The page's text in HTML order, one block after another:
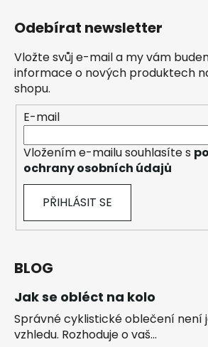
Odebírat newsletter
Vložte svůj e-mail a my vám
informace o nových produktech
shopu.
E-mail
Vložením e-mailu souhlasíte s
ochrany osobních údajů
PŘIHLÁSIT SE
BLOG
Jak se obléct na kolo
Správné cyklistické oblečení není
vzhledu. Rozhoduje o vaš...